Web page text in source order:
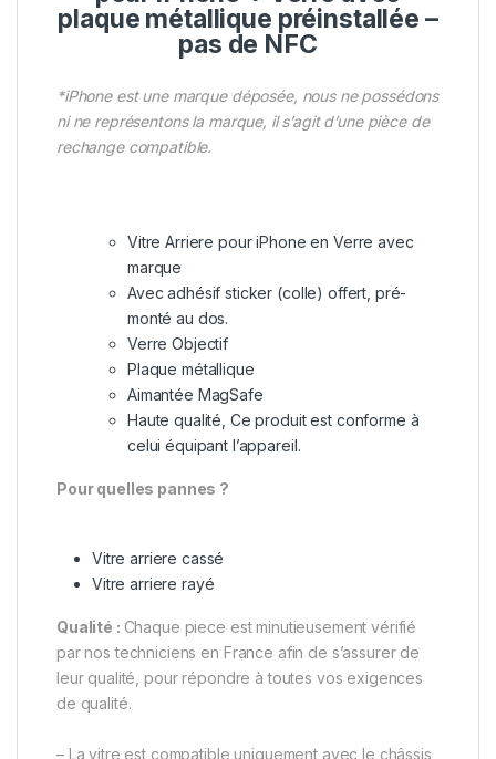
plaque métallique préinstallée –
pas de NFC
*iPhone est une marque déposée, nous ne possédons
ni ne représentons la marque, il s’agit d’une pièce de
rechange compatible.
Vitre Arriere pour iPhone en Verre avec
marque
Avec adhésif sticker (colle) offert, pré-
monté au dos.
Verre Objectif
Plaque métallique
Aimantée MagSafe
Haute qualité, Ce produit est conforme à
celui équipant l’appareil.
Pour quelles pannes ?
Vitre arriere cassé
Vitre arriere rayé
Qualité : Chaque piece est minutieusement vérifié
par nos techniciens en France afin de s’assurer de
leur qualité, pour répondre à toutes vos exigences
de qualité.
– La vitre est compatible uniquement avec le châssis